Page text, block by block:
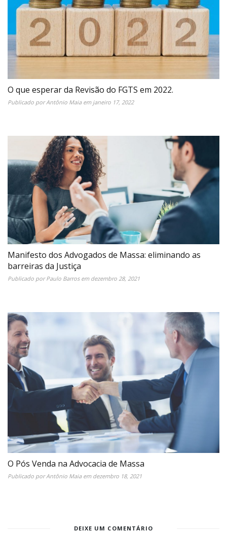
O que esperar da Revisão do FGTS em 2022.
Publicado porAntônio Maiaem janeiro 17, 2022
Manifesto dos Advogados de Massa: eliminando as
barreiras da Justiça
Publicado porPaulo Barrosem dezembro 28, 2021
O Pós Venda na Advocacia de Massa
Publicado porAntônio Maiaem dezembro 18, 2021
DEIXE UM COMENTÁRIO